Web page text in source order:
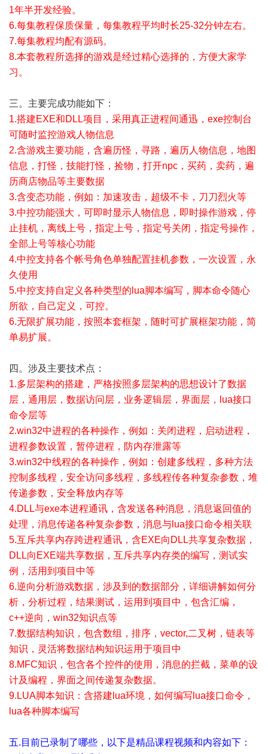
1年半开发经验。
6.每集教程保质保量，每集教程平均时长25-32分钟左右。
7.每集教程均配有源码。
8.本套教程所选择的游戏是经过精心选择的，方便大家学
习。
三。主要完成功能如下：
1.搭建EXE和DLL项目，采用真正进程间通迅，exe控制台
可随时监控游戏人物信息
2.含游戏主要功能，含遍历怪，寻路，遍历人物信息，地图
信息，打怪，技能打怪，捡物，打开npc，买药，卖药，遍
历商店物品等主要数据
3.含变态功能，例如：加速攻击，超级不卡，刀刀烈火等
3.中控功能强大，可即时显示人物信息，即时操作游戏，停
止挂机，离线上号，指定上号，指定号关闭，指定号操作，
全部上号等核心功能
4.中控支持各个帐号角色单独配置挂机参数，一次设置，永
久使用
5.中控支持自定义各种类型的lua脚本编写，脚本命令随心
所欲，自己定义，可控。
6.无限扩展功能，按照本套框架，随时可扩展框架功能，简
单易扩展。
四。涉及主要技术点：
1.多层架构的搭建，严格按照多层架构的思想设计了数据
层，通用层，数据访问层，业务逻辑层，界面层，lua接口
命令层等
2.win32中进程的各种操作，例如：关闭进程，启动进程，
进程参数设置，暂停进程，防内存泄露等
3.win32中线程的各种操作，例如：创建多线程，多种方法
控制多线程，安全访问多线程，多线程传各种复杂参数，堆
传递参数，安全释放内存等
4.DLL与exe本进程通讯，含发送各种消息，消息返回值的
处理，消息传递各种复杂参数，消息与lua接口命令相关联
5.互斥共享内存跨进程通讯，含EXE向DLL共享复杂数据，
DLL向EXE端共享数据，互斥共享内存类的编写，测试实
例，活用到项目中等
6.逆向分析游戏数据，涉及到的数据部分，详细讲解如何分
析，分析过程，结果测试，运用到项目中，包含汇编，
c++逆向，win32知识点等
7.数据结构知识，包含数组，排序，vector,二叉树，链表等
知识，灵活将数据结构知识运用于项目中
8.MFC知识，包含各个控件的使用，消息的拦截，菜单的设
计及编程，界面之间传递复杂数据。
9.LUA脚本知识：含搭建lua环境，如何编写lua接口命令，
lua各种脚本编写
五.目前已录制了哪些，以下是精品课程视频和内容如下：